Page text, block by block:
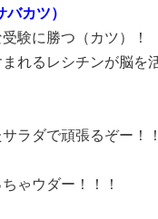
カツ）
験に勝つ（カツ）！
れるレシチンが脳を
ラダで頑張るぞー！
ゃウダー！！！